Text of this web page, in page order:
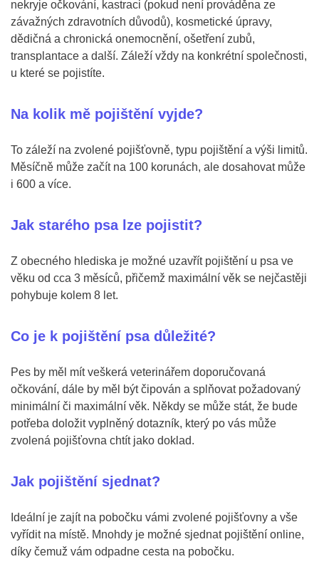
nekryje očkování, kastraci (pokud není prováděna ze
závažných zdravotních důvodů), kosmetické úpravy,
dědičná a chronická onemocnění, ošetření zubů,
transplantace a další. Záleží vždy na konkrétní společnosti,
u které se pojistíte.
Na kolik mě pojištění vyjde?
To záleží na zvolené pojišťovně, typu pojištění a výši limitů.
Měsíčně může začít na 100 korunách, ale dosahovat může
i 600 a více.
Jak starého psa lze pojistit?
Z obecného hlediska je možné uzavřít pojištění u psa ve
věku od cca 3 měsíců, přičemž maximální věk se nejčastěji
pohybuje kolem 8 let.
Co je k pojištění psa důležité?
Pes by měl mít veškerá veterinářem doporučovaná
očkování, dále by měl být čipován a splňovat požadovaný
minimální či maximální věk. Někdy se může stát, že bude
potřeba doložit vyplněný dotazník, který po vás může
zvolená pojišťovna chtít jako doklad.
Jak pojištění sjednat?
Ideální je zajít na pobočku vámi zvolené pojišťovny a vše
vyřídit na místě. Mnohdy je možné sjednat pojištění online,
díky čemuž vám odpadne cesta na pobočku.